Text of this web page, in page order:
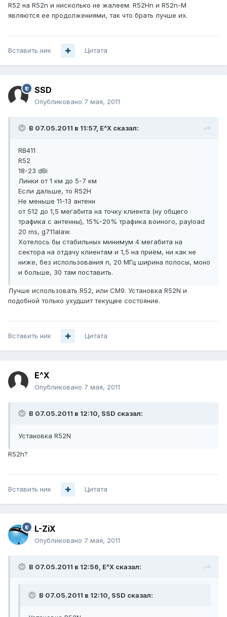
R52 на R52n и нисколько не жалеем. R52Hn и R52n-M
являются ее продолжениями, так что брать лучше их.
Вставить ник Цитата
SSD
Опубликовано 7 мая, 2011
В 07.05.2011 в 11:57, E^X сказал:
RB411
R52
18-23 dBi
Линки от 1 км до 5-7 км
Если дальше, то R52H
Не меньше 11-13 антенн
от 512 до 1,5 мегабита на точку клиента (ну общего
трафика с антенны), 15%-20% трафика воиного, payload
20 ms, g711alaw.
Хотелось бы стабильных минимум 4 мегабита на
сектора на отдачу клиентам и 1,5 на приём, ни как не
ниже, без использования n, 20 МГц ширина полосы, моно
и больше, 30 там поставить.
Лучше использовать R52, или СМ9. Установка R52N и
подобной только ухудшит текущее состояние.
Вставить ник Цитата
E^X
Опубликовано 7 мая, 2011
В 07.05.2011 в 12:10, SSD сказал:
Установка R52N
R52h?
Вставить ник Цитата
L-ZiX
Опубликовано 7 мая, 2011
В 07.05.2011 в 12:56, E^X сказал:
В 07.05.2011 в 12:10, SSD сказал: